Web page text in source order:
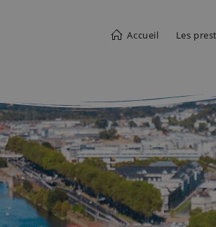
Accueil Les